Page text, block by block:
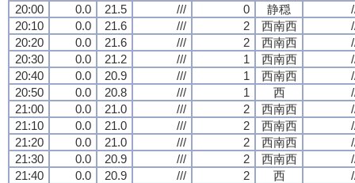
20:00
0.0 21.5 /// 0 静穏
20:10
0.0 21.6 /// 2 西南西
20:20
0.0 21.6 /// 2 西南西
20:30
0.0 21.2 /// 1 西南西
20:40
0.0 20.9 /// 1 西南西
20:50
0.0 20.8 /// 1 西
21:00
0.0 21.0 /// 2 西南西
21:10
0.0 21.0 /// 2 西南西
21:20
0.0 21.0 /// 2 西南西
21:30
0.0 20.9 /// 2 西南西
21:40
0.0 20.9 /// 2 西